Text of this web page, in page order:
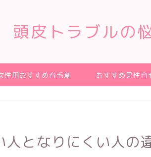
頭皮トラブルの
性用おすすめ育毛剤 おすすめ男性育
となりにくい人の